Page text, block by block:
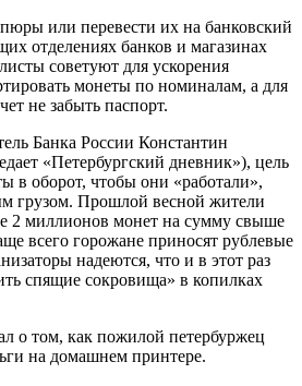
или перевести их на банковский
отделениях банков и магазинах
советуют для ускорения
монеты по номиналам, а для
не забыть паспорт.
Банка России Константин
«Петербургский дневник»), цель
в оборот, чтобы они «работали»,
грузом. Прошлой весной жители
2 миллионов монет на сумму свыше
всего горожане приносят рублевые
надеются, что и в этот раз
спящие сокровища» в копилках
о том, как пожилой петербуржец
на домашнем принтере.